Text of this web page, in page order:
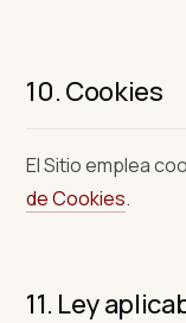
10. Cookies
El Sitio emplea
de Cookies.
11. Ley